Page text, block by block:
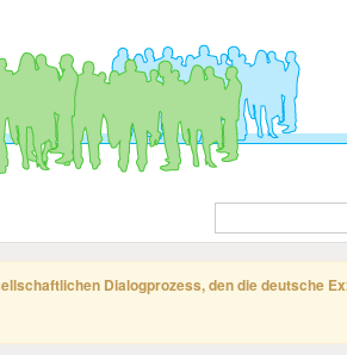
Dialogprozess, den die deutsche